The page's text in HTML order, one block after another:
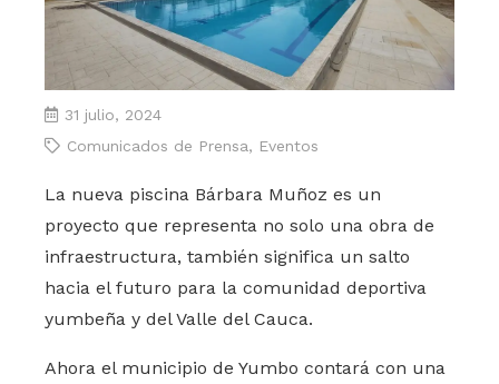
31 julio, 2024
Comunicados de Prensa, Eventos
La nueva piscina Bárbara Muñoz es un
proyecto que representa no solo una obra de
infraestructura, también significa un salto
hacia el futuro para la comunidad deportiva
yumbeña y del Valle del Cauca.
Ahora el municipio de Yumbo contará con una